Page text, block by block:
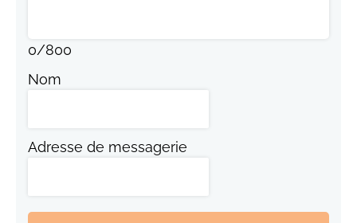
0/800
Nom
Adresse de messagerie